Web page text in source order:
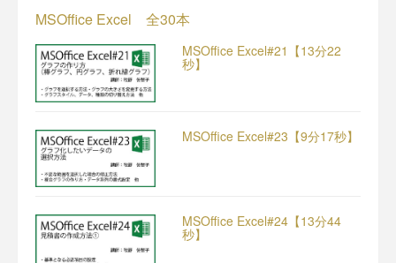
MSOffice Excel 全30本
MSOffice Excel#21【13分22
秒】
MSOffice Excel#23【9分17秒】
MSOffice Excel#24【13分44
秒】